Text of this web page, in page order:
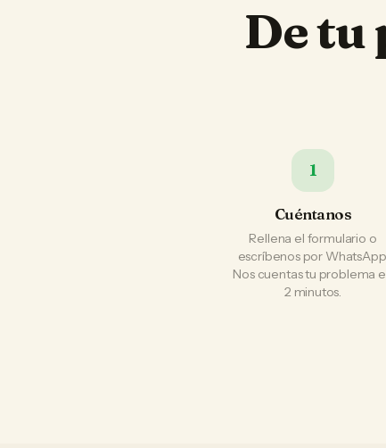
De tu
1
Cuéntanos
Rellena el formulario o
escríbenos por
Nos cuentas tu problema
2 minutos.